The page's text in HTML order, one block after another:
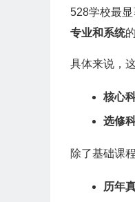
528学校最
专业和系统
具体来说，
核心
选修
除了基础课
历年